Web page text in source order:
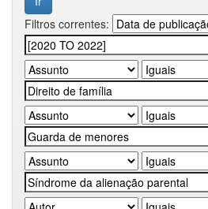
Filtros correntes: